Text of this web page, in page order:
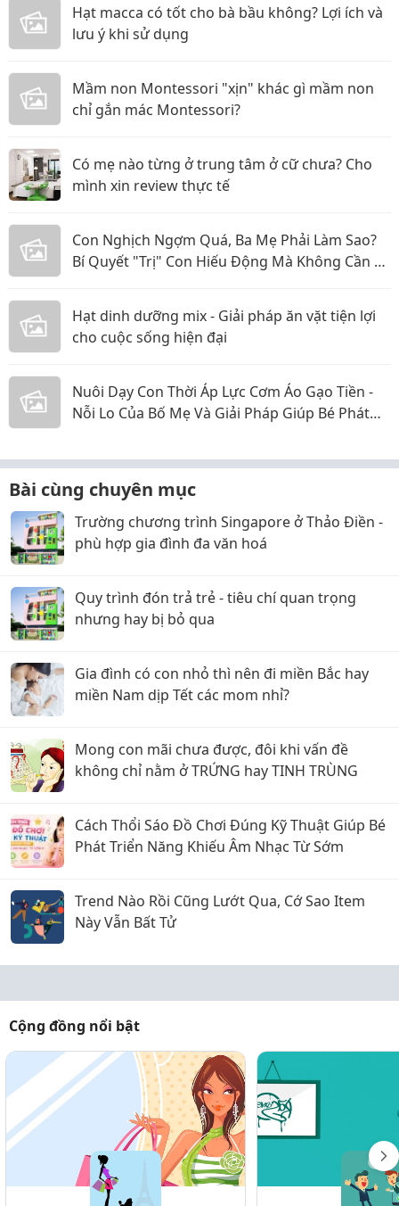
Hạt macca có tốt cho bà bầu không? Lợi ích và
lưu ý khi sử dụng
Mầm non Montessori "xịn" khác gì mầm non
chỉ gắn mác Montessori?
Có mẹ nào từng ở trung tâm ở cữ chưa? Cho
mình xin review thực tế
Con Nghịch Ngợm Quá, Ba Mẹ Phải Làm Sao?
Bí Quyết "Trị" Con Hiếu Động Mà Không Cần La
Hạt dinh dưỡng mix - Giải pháp ăn vặt tiện lợi
cho cuộc sống hiện đại
Nuôi Dạy Con Thời Áp Lực Cơm Áo Gạo Tiền -
Nỗi Lo Của Bố Mẹ Và Giải Pháp Giúp Bé Phát
Bài cùng chuyên mục
Trường chương trình Singapore ở Thảo Điền -
phù hợp gia đình đa văn hoá
Quy trình đón trả trẻ - tiêu chí quan trọng
nhưng hay bị bỏ qua
Gia đình có con nhỏ thì nên đi miền Bắc hay
miền Nam dịp Tết các mom nhỉ?
Mong con mãi chưa được, đôi khi vấn đề
không chỉ nằm ở TRỨNG hay TINH TRÙNG
Cách Thổi Sáo Đồ Chơi Đúng Kỹ Thuật Giúp Bé
Phát Triển Năng Khiếu Âm Nhạc Từ Sớm
Trend Nào Rồi Cũng Lướt Qua, Cớ Sao Item
Này Vẫn Bất Tử
Cộng đồng nổi bật